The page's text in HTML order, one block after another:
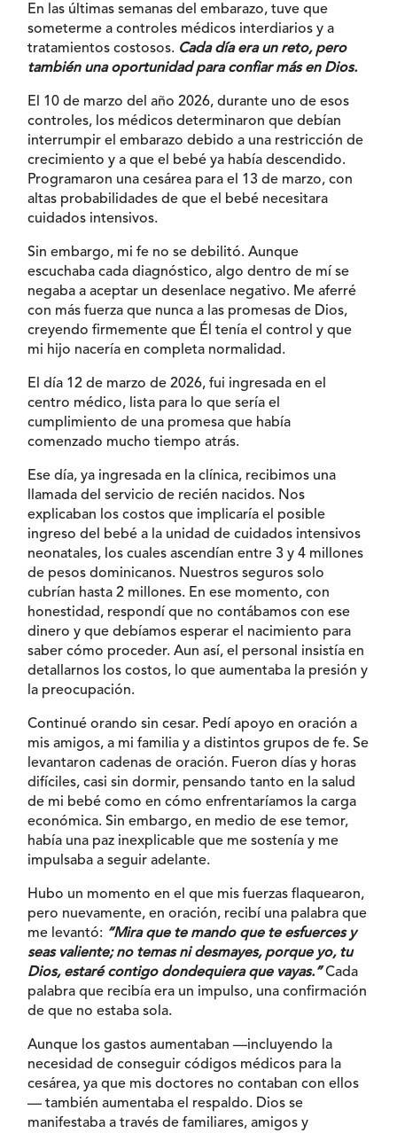
En las últimas semanas del embarazo, tuve que
someterme a controles médicos interdiarios y a
tratamientos costosos. Cada día era un reto, pero
también una oportunidad para confiar más en Dios.
El 10 de marzo del año 2026, durante uno de esos
controles, los médicos determinaron que debían
interrumpir el embarazo debido a una restricción de
crecimiento y a que el bebé ya había descendido.
Programaron una cesárea para el 13 de marzo, con
altas probabilidades de que el bebé necesitara
cuidados intensivos.
Sin embargo, mi fe no se debilitó. Aunque
escuchaba cada diagnóstico, algo dentro de mí se
negaba a aceptar un desenlace negativo. Me aferré
con más fuerza que nunca a las promesas de Dios,
creyendo firmemente que Él tenía el control y que
mi hijo nacería en completa normalidad.
El día 12 de marzo de 2026, fui ingresada en el
centro médico, lista para lo que sería el
cumplimiento de una promesa que había
comenzado mucho tiempo atrás.
Ese día, ya ingresada en la clínica, recibimos una
llamada del servicio de recién nacidos. Nos
explicaban los costos que implicaría el posible
ingreso del bebé a la unidad de cuidados intensivos
neonatales, los cuales ascendían entre 3 y 4 millones
de pesos dominicanos. Nuestros seguros solo
cubrían hasta 2 millones. En ese momento, con
honestidad, respondí que no contábamos con ese
dinero y que debíamos esperar el nacimiento para
saber cómo proceder. Aun así, el personal insistía en
detallarnos los costos, lo que aumentaba la presión y
la preocupación.
Continué orando sin cesar. Pedí apoyo en oración a
mis amigos, a mi familia y a distintos grupos de fe. Se
levantaron cadenas de oración. Fueron días y horas
difíciles, casi sin dormir, pensando tanto en la salud
de mi bebé como en cómo enfrentaríamos la carga
económica. Sin embargo, en medio de ese temor,
había una paz inexplicable que me sostenía y me
impulsaba a seguir adelante.
Hubo un momento en el que mis fuerzas flaquearon,
pero nuevamente, en oración, recibí una palabra que
me levantó: “Mira que te mando que te esfuerces y
seas valiente; no temas ni desmayes, porque yo, tu
Dios, estaré contigo dondequiera que vayas.”Cada
palabra que recibía era un impulso, una confirmación
de que no estaba sola.
Aunque los gastos aumentaban —incluyendo la
necesidad de conseguir códigos médicos para la
cesárea, ya que mis doctores no contaban con ellos
— también aumentaba el respaldo. Dios se
manifestaba a través de familiares, amigos y